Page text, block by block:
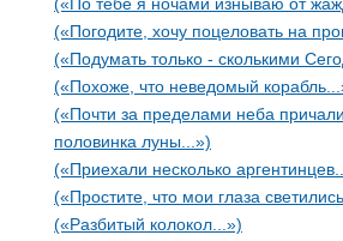
(«Погодите, хочу поцеловать на
(«Подумать только - сколькими
(«Похоже, что неведомый
(«Почти за пределами неба
половинка луны...»)
(«Приехали несколько
(«Простите, что мои глаза
(«Разбитый колокол...»)